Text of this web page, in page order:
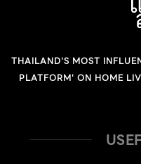
THAILAND'S MOST
PLATFORM' ON HOME